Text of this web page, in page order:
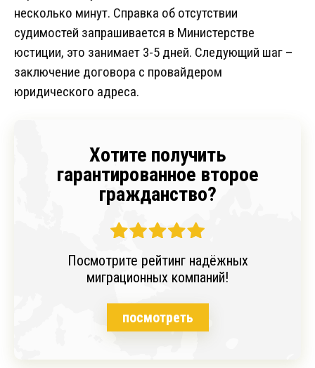
несколько минут. Справка об отсутствии
судимостей запрашивается в Министерстве
юстиции, это занимает 3-5 дней. Следующий шаг –
заключение договора с провайдером
юридического адреса.
Хотите получить
гарантированное второе
гражданство?
Посмотрите рейтинг надёжных
миграционных компаний!
посмотреть